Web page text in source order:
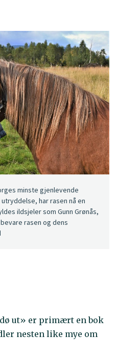
minste gjenlevende
har rasen nå en
ildsjeler som Gunn Grønås,
rasen og dens
ut» er primært en bok
nesten like mye om